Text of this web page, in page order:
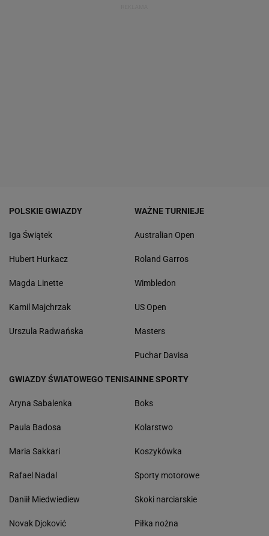
POLSKIE GWIAZDY
Iga Świątek
Hubert Hurkacz
Magda Linette
Kamil Majchrzak
Urszula Radwańska
WAŻNE TURNIEJE
Australian Open
Roland Garros
Wimbledon
US Open
Masters
Puchar Davisa
GWIAZDY ŚWIATOWEGO TENISA
Aryna Sabalenka
Paula Badosa
Maria Sakkari
Rafael Nadal
Daniił Miedwiediew
Novak Djoković
INNE SPORTY
Boks
Kolarstwo
Koszykówka
Sporty motorowe
Skoki narciarskie
Piłka nożna